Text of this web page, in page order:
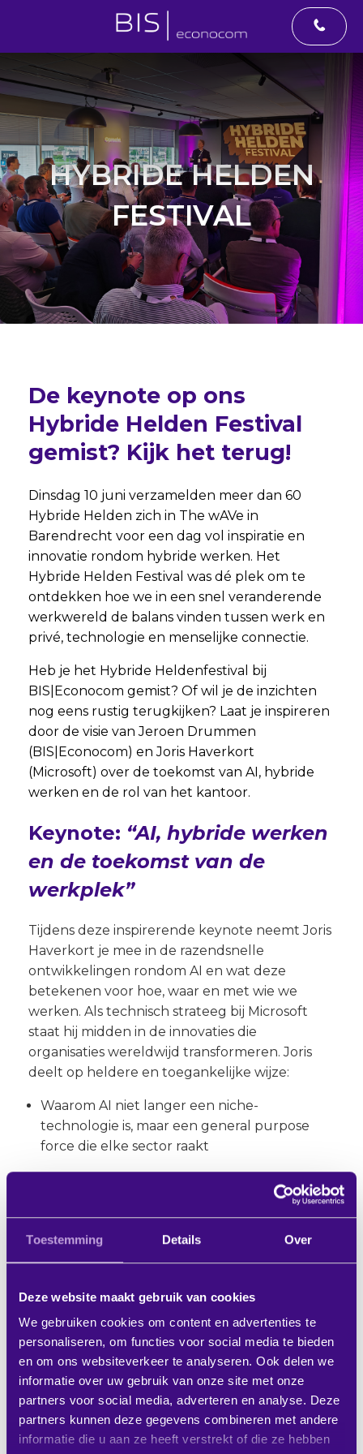
Toestemming Details Over
Deze website maakt gebruik van cookies
We gebruiken cookies om content en advertenties te
personaliseren, om functies voor social media te bieden
en om ons websiteverkeer te analyseren. Ook delen we
informatie over uw gebruik van onze site met onze
partners voor social media, adverteren en analyse. Deze
partners kunnen deze gegevens combineren met andere
informatie die u aan ze heeft verstrekt of die ze hebben
486 777
HYBRIDE HELDEN
FESTIVAL
De keynote op ons
Hybride Helden Festival
gemist? Kijk het terug!
Dinsdag 10 juni verzamelden meer dan 60
Hybride Helden zich in The wAVe in
Barendrecht voor een dag vol inspiratie en
innovatie rondom hybride werken. Het
Hybride Helden Festival was dé plek om te
ontdekken hoe we in een snel veranderende
werkwereld de balans vinden tussen werk en
privé, technologie en menselijke connectie.
Heb je het Hybride Heldenfestival bij
BIS|Econocom gemist? Of wil je de inzichten
nog eens rustig terugkijken? Laat je inspireren
door de visie vanJeroen Drummen
(BIS|Econocom) en Joris Haverkort
(Microsoft) over de toekomst van AI, hybride
werken en de rol van het kantoor.
Keynote: “AI, hybride werken
en de toekomst van de
werkplek”
Tijdens deze inspirerende keynote neemt Joris
Haverkort je mee in de razendsnelle
ontwikkelingen rondom AI en wat deze
betekenen voor hoe, waar en met wie we
werken. Als technisch strateeg bij Microsoft
staat hij midden in de innovaties die
organisaties wereldwijd transformeren. Joris
deelt op heldere en toegankelijke wijze:
Waarom AI niet langer een niche-
technologie is, maar een general purpose
force die elke sector raakt
Welke impact AI heeft op software,
Wat bedrijven nu al doen om AI praktisch in
te zetten — en waarom stilzitten geen optie
is
Hoe hybride werken zich blijft ontwikkelen,
en waarom menselijke ontmoeting centraal
blijft staan